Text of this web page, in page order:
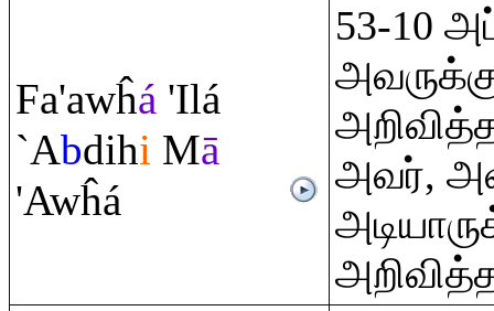
Fa'awĥá 'Ilá
`Abdihi Mā
'Awĥá
53-10
அவர்,